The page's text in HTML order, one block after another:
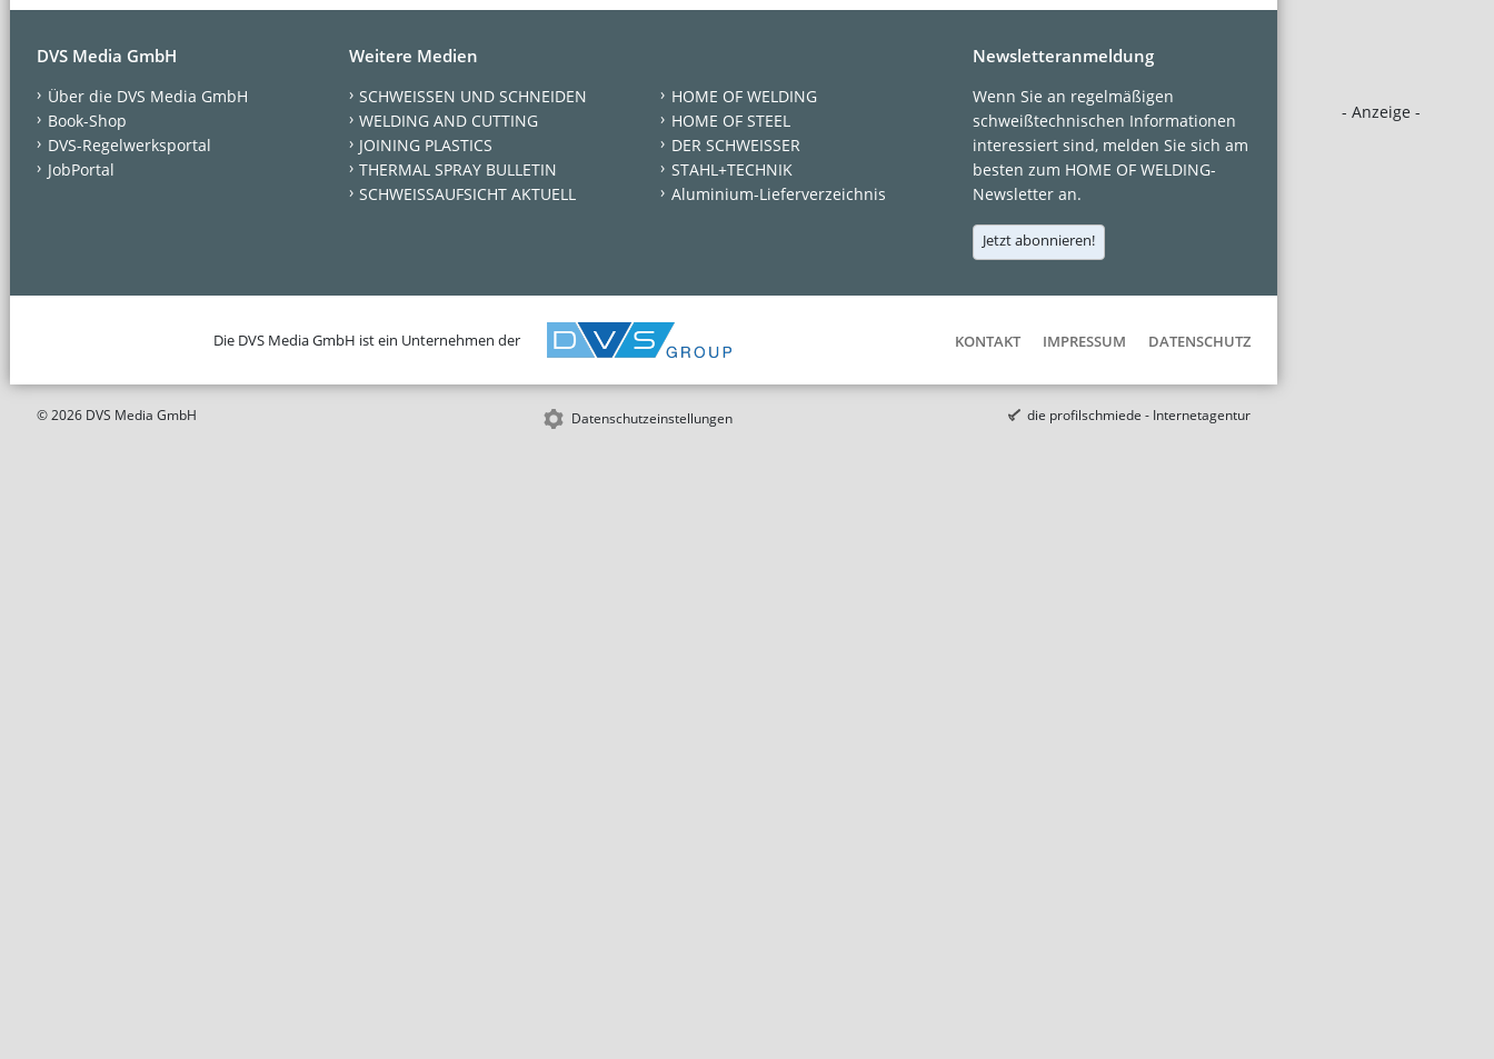
- Anzeige -
DVS Media GmbH
Über die DVS Media GmbH
Book-Shop
DVS-Regelwerksportal
JobPortal
Weitere Medien
SCHWEISSEN UND SCHNEIDEN
WELDING AND CUTTING
JOINING PLASTICS
THERMAL SPRAY BULLETIN
SCHWEISSAUFSICHT AKTUELL
HOME OF WELDING
HOME OF STEEL
DER SCHWEISSER
STAHL+TECHNIK
Aluminium-Lieferverzeichnis
Newsletteranmeldung
Wenn Sie an regelmäßigen
schweißtechnischen Informationen
interessiert sind, melden Sie sich am
besten zum HOME OF WELDING-
Newsletter an.
Jetzt abonnieren!
Die DVS Media GmbH ist ein Unternehmen der KONTAKT IMPRESSUM DATENSCHUTZ
© 2026 DVS Media GmbH Datenschutzeinstellungen die profilschmiede - Internetagentur